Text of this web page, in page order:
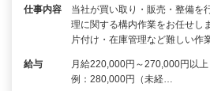
仕事内容
当社が買い取り・販売・整備を
理に関する構内作業をお任せし
片付け・在庫管理など難しい作
給与
月給220,000円～270,000円
例：280,000円（未経…